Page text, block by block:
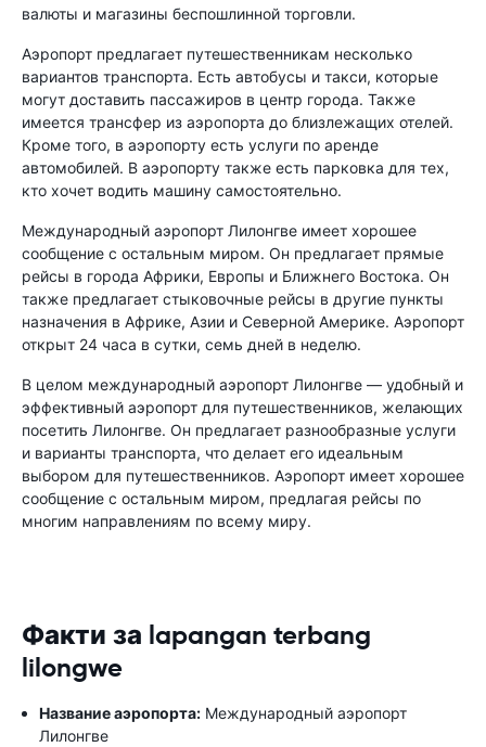
валюты и магазины беспошлинной торговли.
Аэропорт предлагает путешественникам несколько
вариантов транспорта. Есть автобусы и такси, которые
могут доставить пассажиров в центр города. Также
имеется трансфер из аэропорта до близлежащих отелей.
Кроме того, в аэропорту есть услуги по аренде
автомобилей. В аэропорту также есть парковка для тех,
кто хочет водить машину самостоятельно.
Международный аэропорт Лилонгве имеет хорошее
сообщение с остальным миром. Он предлагает прямые
рейсы в города Африки, Европы и Ближнего Востока. Он
также предлагает стыковочные рейсы в другие пункты
назначения в Африке, Азии и Северной Америке. Аэропорт
открыт 24 часа в сутки, семь дней в неделю.
В целом международный аэропорт Лилонгве — удобный и
эффективный аэропорт для путешественников, желающих
посетить Лилонгве. Он предлагает разнообразные услуги
и варианты транспорта, что делает его идеальным
выбором для путешественников. Аэропорт имеет хорошее
сообщение с остальным миром, предлагая рейсы по
многим направлениям по всему миру.
Факти за lapangan terbang
lilongwe
Название аэропорта: Международный аэропорт
Лилонгве